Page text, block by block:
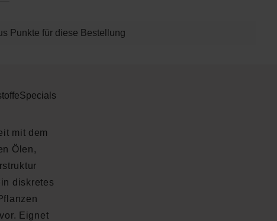
Punkte für diese Bestellung
Specials
mit dem
Ölen,
diskretes
Eignet